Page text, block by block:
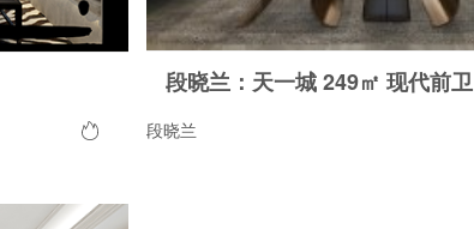
段晓兰：天一城 249㎡ 现代前卫
段晓兰